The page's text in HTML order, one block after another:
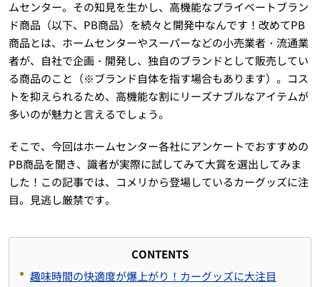
ムセンター。その知見を生かし、高機能なプライベートブラン
ド商品（以下、PB商品）を続々と開発中なんです！改めてPB
商品とは、ホームセンターやスーパーなどの小売業者・流通業
者が、自社で企画・開発し、独自のブランドとして販売してい
る商品のこと（※ブランド自体を指す場合もあります）。コス
トを抑えられるため、高機能な割にリーズナブルなアイテムが
多いのが魅力と言えるでしょう。
そこで、今回はホームセンター各社にアンケートでおすすめの
PB商品を聞き、識者が実際に試してみて大賞を選出してみま
した！この記事では、コメリから登場しているカーグッズに注
目。見逃し厳禁です。
CONTENTS
趣味時間の快適度が爆上がり！カーグッズに大注目